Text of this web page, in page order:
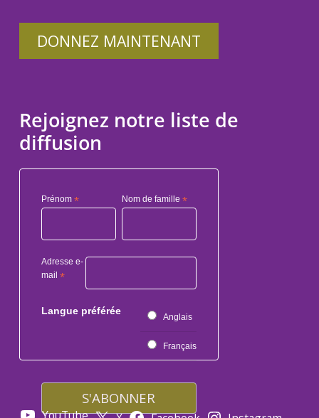
DONNEZ MAINTENANT
Rejoignez notre liste de
diffusion
Prénom * Nom de famille*
Adresse e-
mail *
Langue préférée
Anglais
Français
YouTube